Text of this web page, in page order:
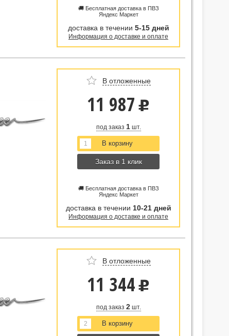
🚚 Бесплатная доставка в ПВЗ
Яндекс Маркет
доставка в течении 5-15 дней
Информация о доставке и оплате
В отложенные
11 987 u
под заказ 1шт.
Заказ в 1 клик
🚚 Бесплатная доставка в ПВЗ
Яндекс Маркет
доставка в течении 10-21 дней
Информация о доставке и оплате
В отложенные
11 344 u
под заказ 2шт.